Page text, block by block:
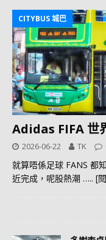
CITYBUS 城巴
Adidas FIFA 世
2026-06-22 TK
就算唔係足球 FANS 都
近完成，呢股熱潮 ….. [